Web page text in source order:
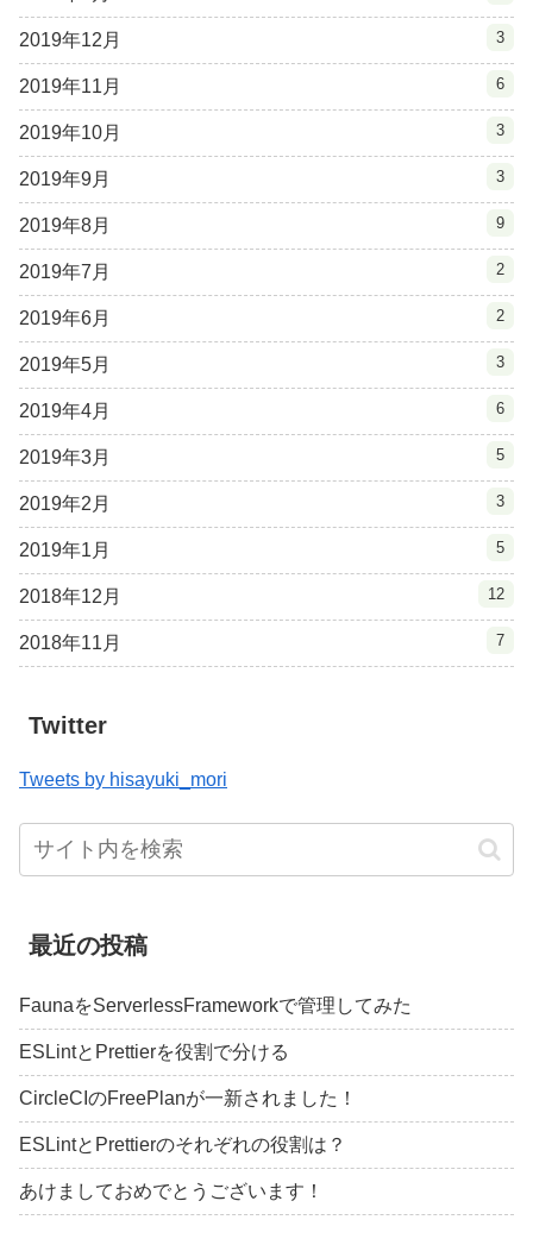
2019年12月 3
2019年11月 6
2019年10月 3
2019年9月 3
2019年8月 9
2019年7月 2
2019年6月 2
2019年5月 3
2019年4月 6
2019年3月 5
2019年2月 3
2019年1月 5
2018年12月 12
2018年11月 7
Twitter
Tweets by hisayuki_mori
最近の投稿
FaunaをServerlessFrameworkで管理してみた
ESLintとPrettierを役割で分ける
CircleCIのFreePlanが一新されました！
ESLintとPrettierのそれぞれの役割は？
あけましておめでとうございます！